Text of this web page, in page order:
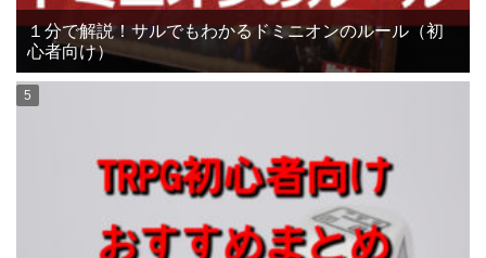
１分で解説！サルでもわかるドミニオンのルール（初
心者向け）